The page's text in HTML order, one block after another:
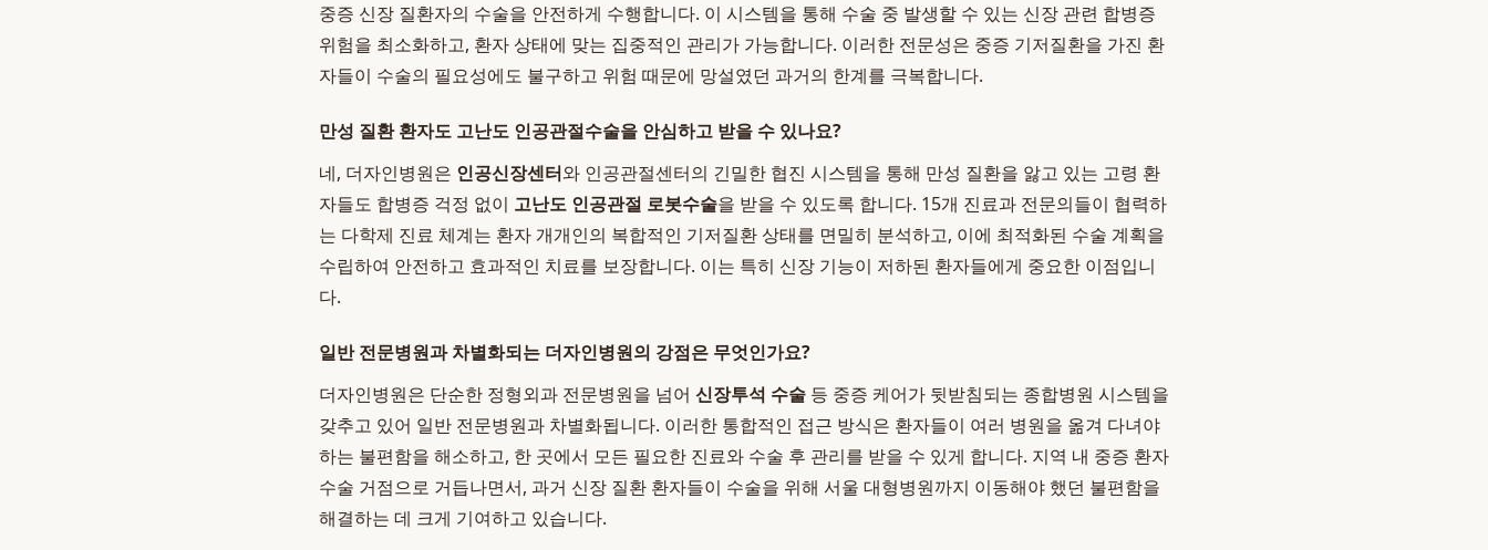
중증 신장 질환자의 수술을 안전하게 수행합니다. 이 시스템을 통해 수술 중 발생할 수 있는 신장 관련 합병증
위험을 최소화하고, 환자 상태에 맞는 집중적인 관리가 가능합니다. 이러한 전문성은 중증 기저질환을 가진 환
자들이 수술의 필요성에도 불구하고 위험 때문에 망설였던 과거의 한계를 극복합니다.
만성 질환 환자도 고난도 인공관절수술을 안심하고 받을 수 있나요?
네, 더자인병원은 인공신장센터와 인공관절센터의 긴밀한 협진 시스템을 통해 만성 질환을 앓고 있는 고령 환
자들도 합병증 걱정 없이 고난도 인공관절 로봇수술을 받을 수 있도록 합니다. 15개 진료과 전문의들이 협력하
는 다학제 진료 체계는 환자 개개인의 복합적인 기저질환 상태를 면밀히 분석하고, 이에 최적화된 수술 계획을
수립하여 안전하고 효과적인 치료를 보장합니다. 이는 특히 신장 기능이 저하된 환자들에게 중요한 이점입니
다.
일반 전문병원과 차별화되는 더자인병원의 강점은 무엇인가요?
더자인병원은 단순한 정형외과 전문병원을 넘어 신장투석 수술 등 중증 케어가 뒷받침되는 종합병원 시스템을
갖추고 있어 일반 전문병원과 차별화됩니다. 이러한 통합적인 접근 방식은 환자들이 여러 병원을 옮겨 다녀야
하는 불편함을 해소하고, 한 곳에서 모든 필요한 진료와 수술 후 관리를 받을 수 있게 합니다. 지역 내 중증 환자
수술 거점으로 거듭나면서, 과거 신장 질환 환자들이 수술을 위해 서울 대형병원까지 이동해야 했던 불편함을
해결하는 데 크게 기여하고 있습니다.